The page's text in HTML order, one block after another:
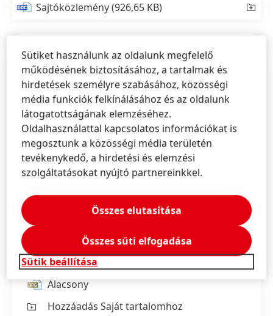
Sajtóközlemény(926,65 KB)
Magas
Alacsony
Hozzáadás Saját tartalomhoz
Sütiket használunk az oldalunk megfelelő
működésének biztosításához, a tartalmak és
hirdetések személyre szabásához, közösségi
média funkciók felkínálásához és az oldalunk
látogatottságának elemzéséhez.
Oldalhasználattal kapcsolatos információkat is
megosztunk a közösségi média területén
tevékenykedő, a hirdetési és elemzési
szolgáltatásokat nyújtó partnereinkkel.
Sütik beállítása
Összes elutasítása
Összes süti elfogadása